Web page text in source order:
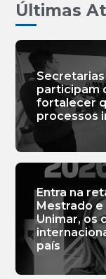
Últimas
participam
fortalecer
processos
Entra na
Mestrado
Unimar, os
país